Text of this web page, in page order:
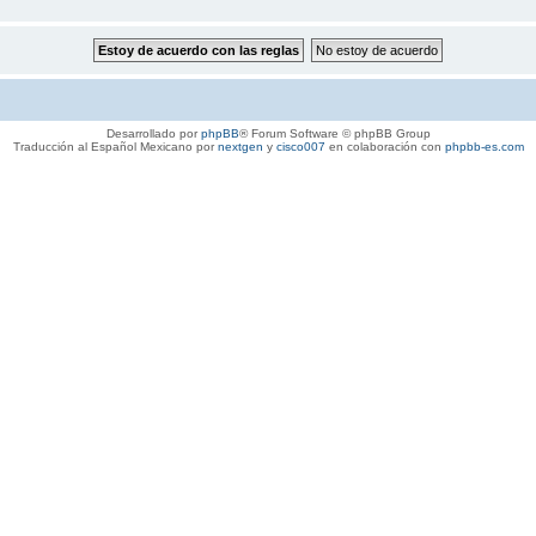
Desarrollado porphpBB® Forum Software © phpBB Group
Traducción al Español Mexicano pornextgen y cisco007 en colaboración con phpbb-es.com